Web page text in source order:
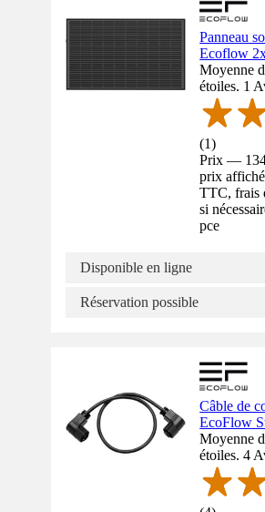
Panneau
Ecoflow
Moyenne
étoiles. 1
(1)
Prix —
prix
TTC, frais
si
pce
Disponible en ligne
Réservation possible
Câble de
EcoFlow
Moyenne
étoiles. 4